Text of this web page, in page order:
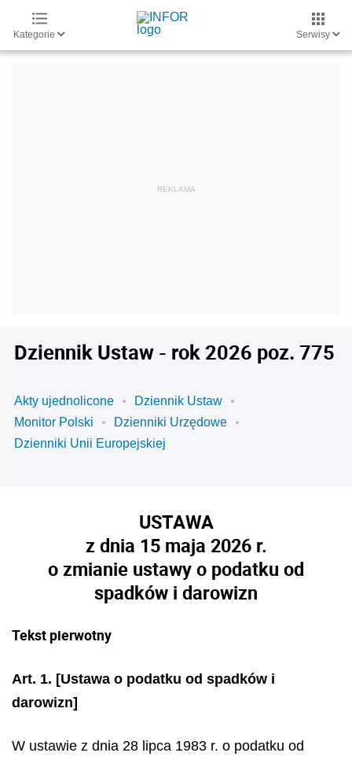
Kategorie Serwisy
Dziennik Ustaw - rok 2026 poz. 775
Akty ujednolicone
Dziennik Ustaw
Monitor Polski
Dzienniki Urzędowe
Dzienniki Unii Europejskiej
USTAWA
z dnia 15 maja 2026 r.
o zmianie ustawy o podatku od
spadków i darowizn
Tekst pierwotny
Art. 1. [Ustawa o podatku od spadków i
darowizn]
W ustawie z dnia 28 lipca 1983 r. o podatku od